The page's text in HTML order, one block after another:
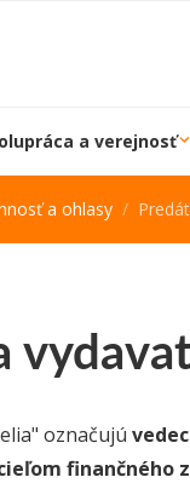
a verejnosť
a ohlasy
označujú
finančného